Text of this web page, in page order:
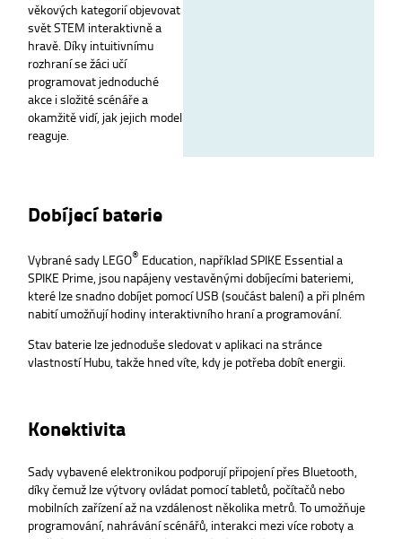
věkových kategorií objevovat
svět STEM interaktivně a
hravě. Díky intuitivnímu
rozhraní se žáci učí
programovat jednoduché
akce i složité scénáře a
okamžitě vidí, jak jejich model
reaguje.
Dobíjecí baterie
Vybrané sady LEGO® Education, například SPIKE Essential a
SPIKE Prime, jsou napájeny vestavěnými dobíjecími bateriemi,
které lze snadno dobíjet pomocí USB (součást balení) a při plném
nabití umožňují hodiny interaktivního hraní a programování.
Stav baterie lze jednoduše sledovat v aplikaci na stránce
vlastností Hubu, takže hned víte, kdy je potřeba dobít energii.
Konektivita
Sady vybavené elektronikou podporují připojení přes Bluetooth,
díky čemuž lze výtvory ovládat pomocí tabletů, počítačů nebo
mobilních zařízení až na vzdálenost několika metrů. To umožňuje
programování, nahrávání scénářů, interakci mezi více roboty a